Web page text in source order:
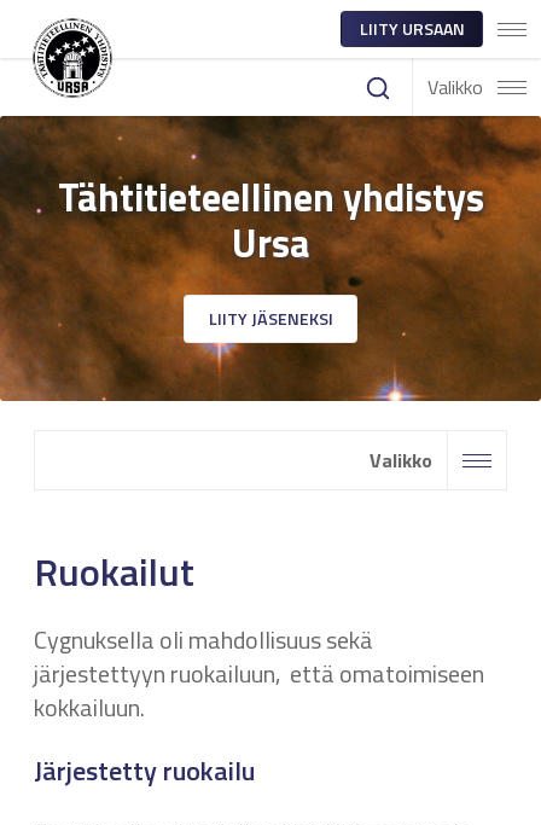
LIITY URSAAN
Valikko
Tähtitieteellinen yhdistys
Ursa
LIITY JÄSENEKSI
Valikko
Ruokailut
Cygnuksella oli mahdollisuus sekä
järjestettyyn ruokailuun, että omatoimiseen
kokkailuun.
Järjestetty ruokailu